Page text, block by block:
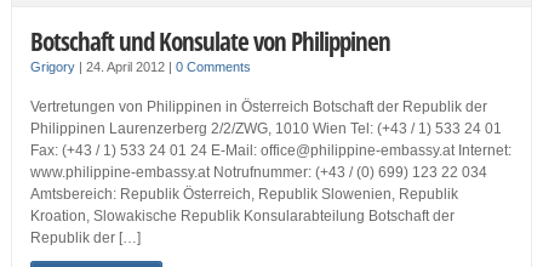
Botschaft und Konsulate von Philippinen
Grigory| 24. April 2012 | 0 Comments
Vertretungen von Philippinen in Österreich Botschaft der Republik der
Philippinen Laurenzerberg 2/2/ZWG, 1010 Wien Tel: (+43 / 1) 533 24 01
Fax: (+43 / 1) 533 24 01 24 E-Mail: office@philippine-embassy.at Internet:
www.philippine-embassy.at Notrufnummer: (+43 / (0) 699) 123 22 034
Amtsbereich: Republik Österreich, Republik Slowenien, Republik
Kroation, Slowakische Republik Konsularabteilung Botschaft der
Republik der […]